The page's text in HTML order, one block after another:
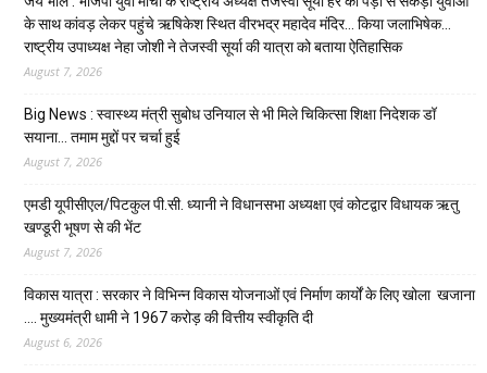
के साथ कांवड़ लेकर पहुंचे ऋषिकेश स्थित वीरभद्र महादेव मंदिर… किया जलाभिषेक…
राष्ट्रीय उपाध्यक्ष नेहा जोशी ने तेजस्वी सूर्या की यात्रा को बताया ऐतिहासिक
August 7, 2026
Big News : स्वास्थ्य मंत्री सुबोध उनियाल से भी मिले चिकित्सा शिक्षा निदेशक डॉ
सयाना… तमाम मुद्दों पर चर्चा हुई
August 7, 2026
एमडी यूपीसीएल/पिटकुल पी.सी. ध्यानी ने विधानसभा अध्यक्षा एवं कोटद्वार विधायक ऋतु
खण्डूरी भूषण से की भेंट
August 7, 2026
विकास यात्रा : सरकार ने विभिन्न विकास योजनाओं एवं निर्माण कार्यों के लिए खोला खजाना
…. मुख्यमंत्री धामी ने ₹1967 करोड़ की वित्तीय स्वीकृति दी
August 6, 2026